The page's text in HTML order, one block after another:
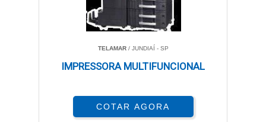
TELAMAR/ JUNDIAÍ - SP
IMPRESSORA MULTIFUNCIONAL
COTAR AGORA